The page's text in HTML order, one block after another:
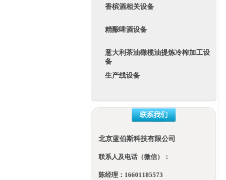
香槟酒相关设备
精酿啤酒设备
意大利茶油橄榄油提炼冷榨加工设
备
生产线设备
北京蓝伯斯科技有限公司
联系人及电话（微信）：
陈经理：16601185573